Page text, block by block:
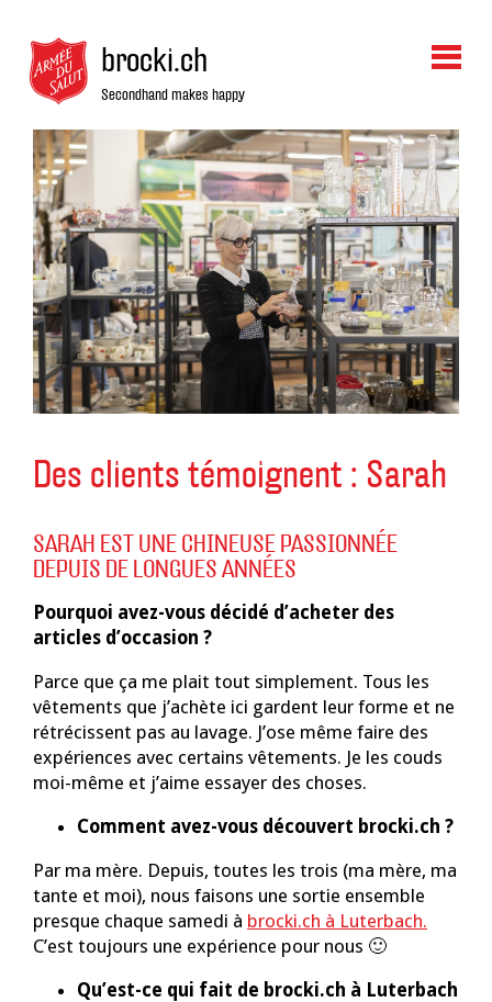
brocki.ch
Secondhand makes happy
Des clients témoignent : Sarah
26
juillet
SARAH EST UNE CHINEUSE PASSIONNÉE
DEPUIS DE LONGUES ANNÉES
Pourquoi avez-vous décidé d’acheter des
articles d’occasion ?
Parce que ça me plait tout simplement. Tous les
vêtements que j’achète ici gardent leur forme et ne
rétrécissent pas au lavage. J’ose même faire des
expériences avec certains vêtements. Je les couds
moi-même et j’aime essayer des choses.
Comment avez-vous découvert brocki.ch ?
Par ma mère. Depuis, toutes les trois (ma mère, ma
tante et moi), nous faisons une sortie ensemble
presque chaque samedi à brocki.ch à Luterbach.
C’est toujours une expérience pour nous 🙂
Qu’est-ce qui fait de brocki.ch à Luterbach